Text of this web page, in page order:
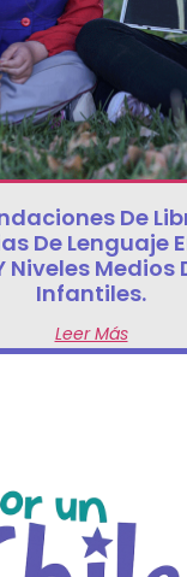
De
De Lenguaje
Niveles Medios
Infantiles.
Leer Más